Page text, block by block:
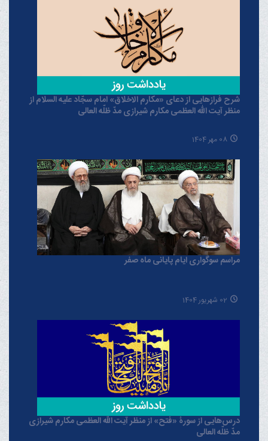
شرح فرازهایی از دعای «مکارم الاخلاق» امام سجّاد علیه السلام از
منظر آیت الله العظمی مکارم شیرازی مدّ ظلّه العالی
08 مهر 1404
مراسم سوگواری ایام پایانی ماه صفر
02 شهریور 1404
درس‌هایی از سورۀ «فتح» از منظر آیت الله العظمی مکارم شیرازی
مدّ ظلّه العالی